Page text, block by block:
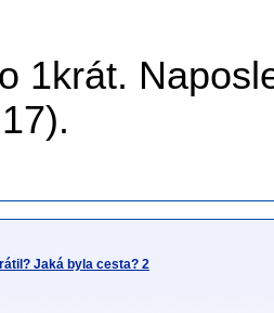
1krát.
Jaká byla cesta? 2